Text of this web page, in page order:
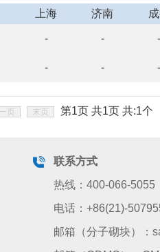
上海 济南
- - -
- - -
页 末页 第1页 共1页 共:1个
联系方式
热线：400-066-5055
电话：+86(21)-
邮箱（分子砌块）：